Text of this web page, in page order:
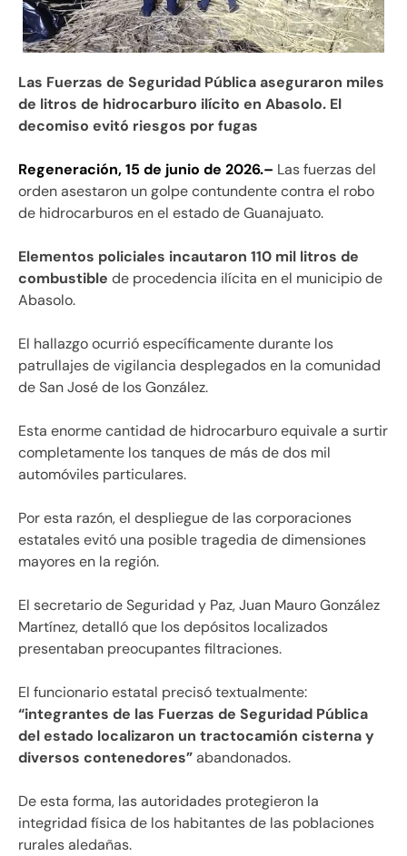
Las Fuerzas de Seguridad Pública aseguraron miles
de litros de hidrocarburo ilícito en Abasolo. El
decomiso evitó riesgos por fugas
Regeneración, 15 de junio de 2026.– Las fuerzas del
orden asestaron un golpe contundente contra el robo
de hidrocarburos en el estado de Guanajuato.
Elementos policiales incautaron 110 mil litros de
combustible de procedencia ilícita en el municipio de
Abasolo.
El hallazgo ocurrió específicamente durante los
patrullajes de vigilancia desplegados en la comunidad
de San José de los González.
Esta enorme cantidad de hidrocarburo equivale a surtir
completamente los tanques de más de dos mil
automóviles particulares.
Por esta razón, el despliegue de las corporaciones
estatales evitó una posible tragedia de dimensiones
mayores en la región.
El secretario de Seguridad y Paz, Juan Mauro González
Martínez, detalló que los depósitos localizados
presentaban preocupantes filtraciones.
El funcionario estatal precisó textualmente:
“integrantes de las Fuerzas de Seguridad Pública
del estado localizaron un tractocamión cisterna y
diversos contenedores”abandonados.
De esta forma, las autoridades protegieron la
integridad física de los habitantes de las poblaciones
rurales aledañas.